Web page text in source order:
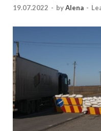
19.07.2022 - byAlena -